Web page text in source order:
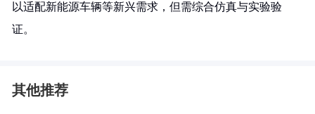
以适配新能源车辆等新兴需求，但需综合仿真与实验验
证。
其他推荐